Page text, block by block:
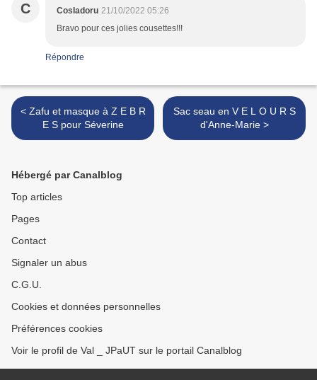
C CosIadoru 21/10/2022 05:26
Bravo pour ces jolies cousettes!!!
Répondre
< Zafu et masque à Z E B R
E S pour Séverine
Sac seau en V E L O U R S
d'Anne-Marie >
Hébergé par Canalblog
Top articles
Pages
Contact
Signaler un abus
C.G.U.
Cookies et données personnelles
Préférences cookies
Voir le profil de Val _ JPaUT sur le portail Canalblog